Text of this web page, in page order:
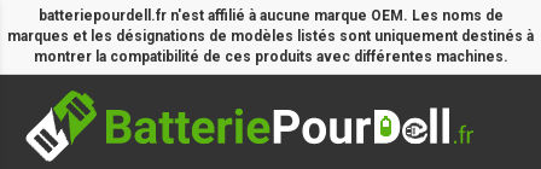
batteriepourdell.fr n'est affilié à aucune marque OEM. Les noms de
marques et les désignations de modèles listés sont uniquement destinés à
montrer la compatibilité de ces produits avec différentes machines.